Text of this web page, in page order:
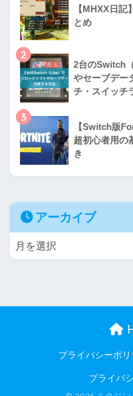
【MHXX日記
とめ
2
2台のSwitch
やセーブデー
チ・スイッチ
3
【Switch版
超初心者用の
き
アーカイブ
プライバシーポリ
プライバ